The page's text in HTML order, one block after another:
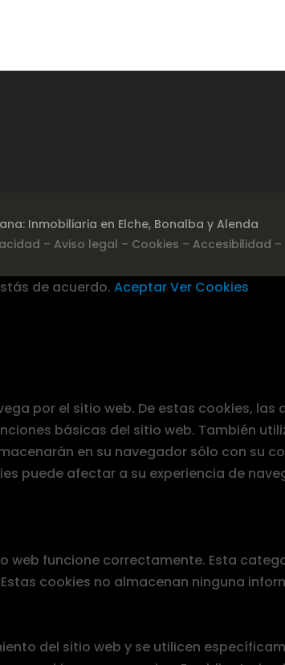
Inmobiliaria en Elche, Bonalba y Alenda
– Aviso legal – Cookies – Accesibilidad –
de acuerdo. AceptarVer Cookies
por el sitio web. De estas cookies,
básicas del sitio web. También
en su navegador sólo con su
puede afectar a su experiencia de
web funcione correctamente. Esta
cookies no almacenan ninguna
del sitio web y se utilicen